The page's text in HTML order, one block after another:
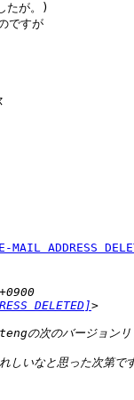
たが。)
ですが
MAIL ADDRESS
DELETED]